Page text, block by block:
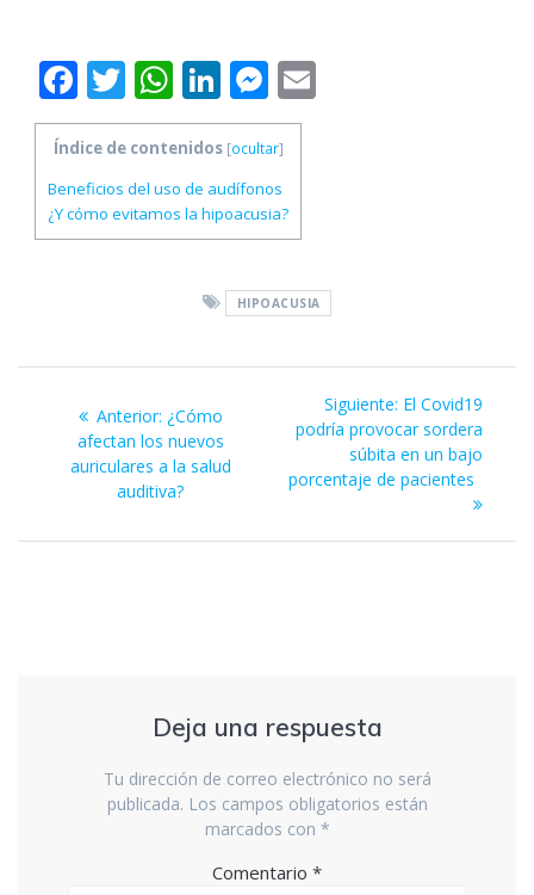
F
ac
e
b
o
T
w
itt
er
W
h
at
s
A
Li
n
k
e
dI
M
e
ss
e
n
er
Índice de contenidos [ocultar]
Beneficios del uso de audífonos
¿Y cómo evitamos la hipoacusia?
HIPOACUSIA
entradas
Anterior: Entrada
anterior:
¿Cómo
afectan los nuevos
auriculares a la salud
auditiva?
Siguiente: Siguiente
entrada:
El Covid19
podría provocar sordera
súbita en un bajo
porcentaje de pacientes
Deja una respuesta
Tu dirección de correo electrónico no será
publicada. Los campos obligatorios están
marcados con *
Comentario *